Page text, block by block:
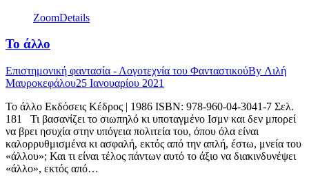
ZoomDetails
Το άλλο
Επιστημονική φαντασία - Λογοτεχνία του ΦανταστικούBy Λιλή
Μαυροκεφάλου25 Ιανουαρίου 2021
Το άλλο Εκδόσεις Κέδρος | 1986 ISBN: 978-960-04-3041-7 Σελ.
181 Τι βασανίζει το σιωπηλό κι υποταγμένο Ισμν και δεν μπορεί
να βρει ησυχία στην υπόγεια πολιτεία του, όπου όλα είναι
καλορρυθμισμένα κι ασφαλή, εκτός από την απλή, έστω, μνεία του
«άλλου»; Και τι είναι τέλος πάντων αυτό το άξιο να διακινδυνέψει
«άλλο», εκτός από…